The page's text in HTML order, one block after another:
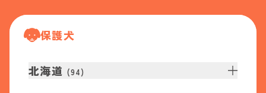
保護犬
北海道 (94)